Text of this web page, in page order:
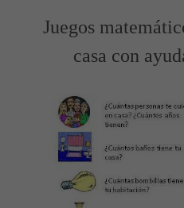
Juegos
casa con